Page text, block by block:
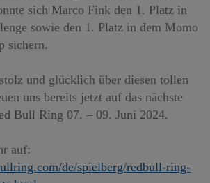
sich Marco Fink den 1. Platz in
sowie den 1. Platz in dem Momo
sichern.
und glücklich über diesen tollen
uns bereits jetzt auf das nächste
Bull Ring 07. – 09. Juni 2024.
auf:
de/spielberg/redbull-ring-